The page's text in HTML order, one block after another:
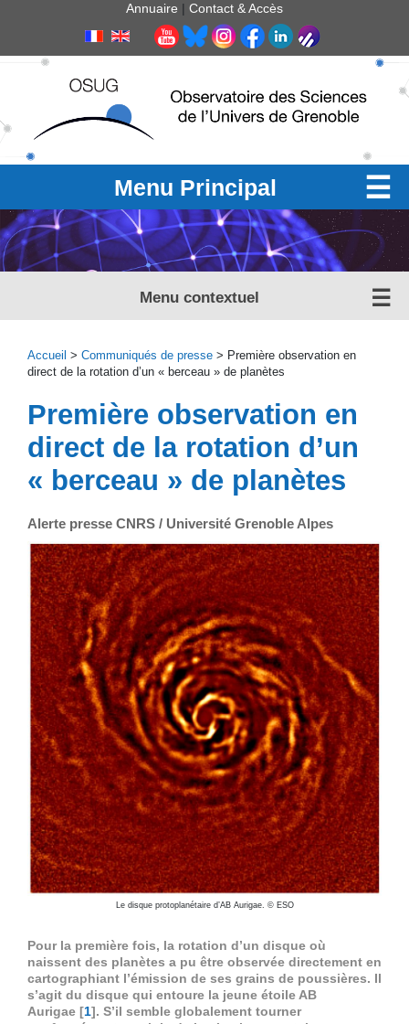
Annuaire | Contact & Accès
Menu Principal
Menu contextuel
Accueil > Communiqués de presse > Première observation en
direct de la rotation d’un « berceau » de planètes
Première observation en
direct de la rotation d’un
« berceau » de planètes
Alerte presse CNRS / Université Grenoble Alpes
Le disque protoplanétaire d’AB Aurigae. © ESO
Pour la première fois, la rotation d’un disque où
naissent des planètes a pu être observée directement en
cartographiant l’émission de ses grains de poussières. Il
s’agit du disque qui entoure la jeune étoile AB
Aurigae [1]. S’il semble globalement tourner
Panneau de gestion des cookies